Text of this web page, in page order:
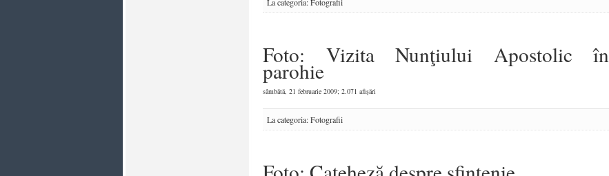
Foto: Vizita Nunţiului Apostolic în
parohie
sâmbătă, 21 februarie 2009; 2.071 afişări
La categoria:Fotografii